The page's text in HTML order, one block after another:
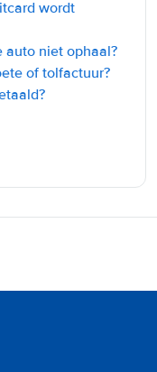
wordt
auto niet ophaal?
of tolfactuur?